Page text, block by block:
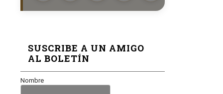
SUSCRIBE A UN AMIGO
AL BOLETÍN
Nombre